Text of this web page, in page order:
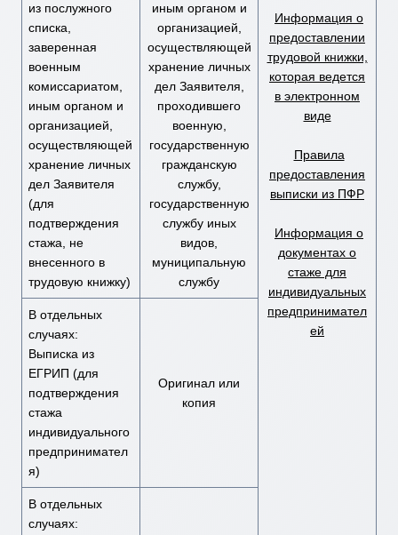
Информация о
предоставлении
трудовой книжки,
которая ведется
в электронном
виде
Правила
предоставления
выписки из ПФР
Информация о
документах о
стаже для
индивидуальных
предпринимател
ей
из послужного
списка,
заверенная
военным
комиссариатом,
иным органом и
организацией,
осуществляющей
хранение личных
дел Заявителя
(для
подтверждения
стажа, не
внесенного в
трудовую книжку)
иным органом и
организацией,
осуществляющей
хранение личных
дел Заявителя,
проходившего
военную,
государственную
гражданскую
службу,
государственную
службу иных
видов,
муниципальную
службу
В отдельных
случаях:
Выписка из
ЕГРИП (для
подтверждения
стажа
индивидуального
предпринимател
я)
Оригинал или
копия
В отдельных
случаях: